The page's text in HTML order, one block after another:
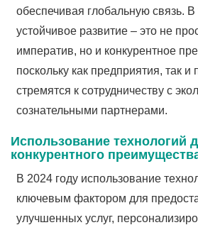
обеспечивая глобальную связь.
устойчивое развитие – это не
императив, но и конкурентное
поскольку как предприятия, так и
стремятся к сотрудничеству с
сознательными партнерами.
Использование технологий
конкурентного
В 2024 году использование
ключевым фактором для
улучшенных услуг,